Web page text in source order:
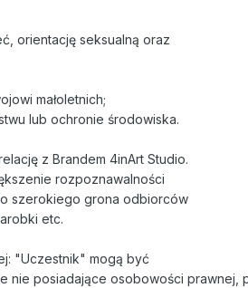
orientację seksualną oraz
małoletnich;
lub ochronie środowiska.
z Brandem 4inArt Studio.
rozpoznawalności
szerokiego grona odbiorców
etc.
"Uczestnik" mogą być
nie posiadające osobowości prawnej,